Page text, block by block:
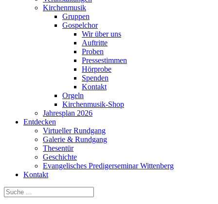
Kirchenmusik
Gruppen
Gospelchor
Wir über uns
Auftritte
Proben
Pressestimmen
Hörprobe
Spenden
Kontakt
Orgeln
Kirchenmusik-Shop
Jahresplan 2026
Entdecken
Virtueller Rundgang
Galerie & Rundgang
Thesentür
Geschichte
Evangelisches Predigerseminar Wittenberg
Kontakt